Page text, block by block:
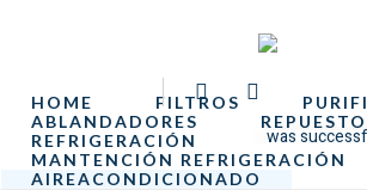
was
HOME FILTROS
ABLANDADORES
REFRIGERACIÓN
MANTENCIÓN REFRIGERACIÓN
AIREACONDICIONADO
CARRITO